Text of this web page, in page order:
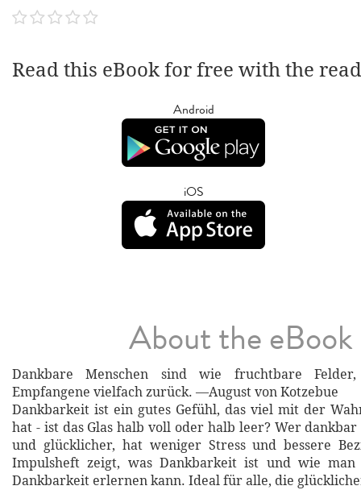
Read this eBook for free with the
Android
iOS
About the eBook
Dankbare Menschen sind wie fruchtbare
Empfangene vielfach zurück. —August von Kotzebue
Dankbarkeit ist ein gutes Gefühl, das viel mit der
hat - ist das Glas halb voll oder halb leer? Wer
und glücklicher, hat weniger Stress und bessere
Impulsheft zeigt, was Dankbarkeit ist und wie
Dankbarkeit erlernen kann. Ideal für alle, die